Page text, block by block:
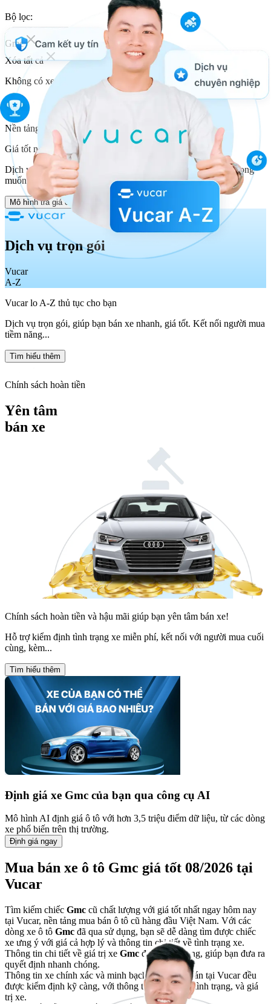
Bộ lọc:
Gmc
Xóa tất cả
Không có xe bạn đang tìm kiếm.
Nền tảng kết nối bán xe 2000+ người mua của Vucar
Giá tốt nhất 2000+ người mua cạnh tranh trả giá
Dịch vụ trọn gói kiểm định xe tại địa điểm và thời gian bạn mong
muốn...
Mô hình trả giá của Vucar
Dịch vụ trọn gói
Vucar
A-Z
Vucar lo A-Z thủ tục cho bạn
Dịch vụ trọn gói, giúp bạn bán xe nhanh, giá tốt. Kết nối người mua
tiềm năng...
Tìm hiểu thêm
Chính sách hoàn tiền
Yên tâm
bán xe
Chính sách hoàn tiền và hậu mãi giúp bạn yên tâm bán xe!
Hỗ trợ kiểm định tình trạng xe miễn phí, kết nối với người mua cuối
cùng, kèm...
Tìm hiểu thêm
Định giá xe Gmc của bạn qua công cụ AI
Mô hình AI định giá ô tô với hơn 3,5 triệu điểm dữ liệu, từ các dòng
xe phổ biến trên thị trường.
Định giá ngay
Mua bán xe ô tô Gmc giá tốt 08/2026 tại
Vucar
Tìm kiếm chiếc Gmc cũ chất lượng với giá tốt nhất ngay hôm nay
tại Vucar, nền tảng mua bán ô tô cũ hàng đầu Việt Nam. Với các
dòng xe ô tô Gmc đã qua sử dụng, bạn sẽ dễ dàng tìm được chiếc
xe ưng ý với giá cả hợp lý và thông tin chi tiết về tình trạng xe.
Thông tin chi tiết về giá trị xe Gmc đã qua sử dụng, giúp bạn đưa ra
quyết định nhanh chóng.
Thông tin xe chính xác và minh bạch: Tất cả xe bán tại Vucar đều
được kiểm định kỹ càng, với thông tin rõ ràng về tình trạng, và giá
trị xe.